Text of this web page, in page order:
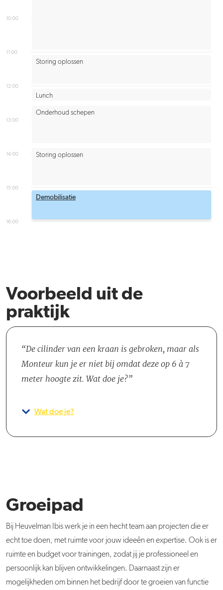
10:00
11:00
12:00
13:00
14:00
15:00
16:00
Lunch
Onderhoud schepen
Demobilisatie
Storing oplossen
Storing oplossen
Voorbeeld uit de
praktijk
De cilinder van een kraan is gebroken, maar als
Monteur kun je er niet bij omdat deze op 6 à 7
meter hoogte zit. Wat doe je?
Wat doe je?
Groeipad
Bij Heuvelman Ibis werk je in een hecht team aan projecten die er
echt toe doen, met ruimte voor jouw ideeën en expertise. Ook is er
ruimte en budget voor trainingen, zodat jij je professioneel en
persoonlijk kan blijven ontwikkelingen. Daarnaast zijn er
mogelijkheden om binnen het bedrijf door te groeien van functie